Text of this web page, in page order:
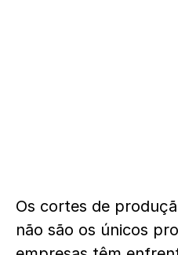
Os cortes de
não são os únicos